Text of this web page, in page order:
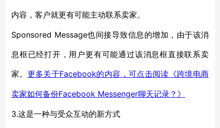
内容，客户就更有可能主动联系卖家。
Sponsored Message也间接导致信息的增加，由于该消
息框已经打开，用户更有可能通过该消息框直接联系卖
家。
更多关于Facebook的内容，可点击阅读《跨境电商
卖家如何备份Facebook Messenger聊天记录？》
3.这是一种与受众互动的新方式